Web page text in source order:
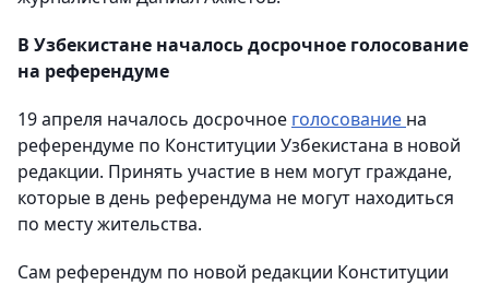
В Узбекистане началось досрочное голосование
на референдуме
19 апреля началось досрочное голосование на
референдуме по Конституции Узбекистана в новой
редакции. Принять участие в нем могут граждане,
которые в день референдума не могут находиться
по месту жительства.
Сам референдум по новой редакции Конституции